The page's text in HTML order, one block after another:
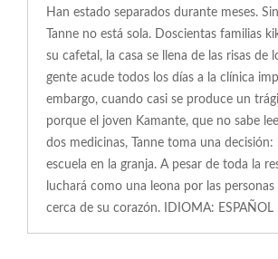
Han estado separados durante meses.
Tanne no está sola. Doscientas familias
su cafetal, la casa se llena de las risas de
gente acude todos los días a la clínica
embargo, cuando casi se produce un
porque el joven Kamante, que no sabe
dos medicinas, Tanne toma una
escuela en la granja. A pesar de toda la
luchará como una leona por las
cerca de su corazón. IDIOMA: ESPAÑOL